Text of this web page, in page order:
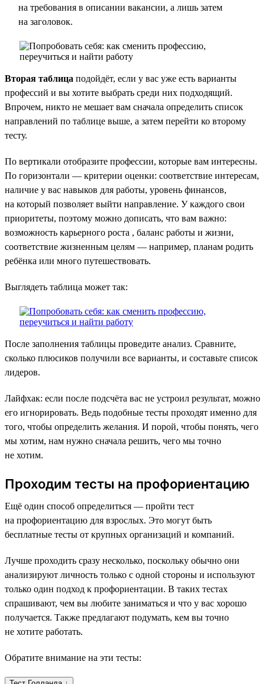
на требования в описании вакансии, а лишь затем
на заголовок.
Вторая таблица подойдёт, если у вас уже есть варианты
профессий и вы хотите выбрать среди них подходящий.
Впрочем, никто не мешает вам сначала определить список
направлений по таблице выше, а затем перейти ко второму
тесту.
По вертикали отобразите профессии, которые вам интересны.
По горизонтали — критерии оценки: соответствие интересам,
наличие у вас навыков для работы, уровень финансов,
на который позволяет выйти направление. У каждого свои
приоритеты, поэтому можно дописать, что вам важно:
возможность карьерного роста , баланс работы и жизни,
соответствие жизненным целям — например, планам родить
ребёнка или много путешествовать.
Выглядеть таблица может так:
После заполнения таблицы проведите анализ. Сравните,
сколько плюсиков получили все варианты, и составьте список
лидеров.
Лайфхак: если после подсчёта вас не устроил результат, можно
его игнорировать. Ведь подобные тесты проходят именно для
того, чтобы определить желания. И порой, чтобы понять, чего
мы хотим, нам нужно сначала решить, чего мы точно
не хотим.
Проходим тесты на профориентацию
Ещё один способ определиться — пройти тест
на профориентацию для взрослых. Это могут быть
бесплатные тесты от крупных организаций и компаний.
Лучше проходить сразу несколько, поскольку обычно они
анализируют личность только с одной стороны и используют
только один подход к профориентации. В таких тестах
спрашивают, чем вы любите заниматься и что у вас хорошо
получается. Также предлагают подумать, кем вы точно
не хотите работать.
Обратите внимание на эти тесты: